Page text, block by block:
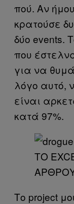
πού. Αν
κρατούσε
δύο events.
που
για να
λόγο αυτό,
είναι
κατά 97%.
ΤΟ
Το project